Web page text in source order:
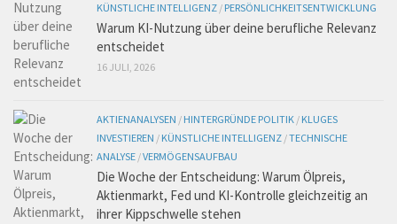
KÜNSTLICHE INTELLIGENZ / PERSÖNLICHKEITSENTWICKLUNG
Warum KI-Nutzung über deine berufliche Relevanz
entscheidet
16 JULI, 2026
AKTIENANALYSEN / HINTERGRÜNDE POLITIK / KLUGES
INVESTIEREN / KÜNSTLICHE INTELLIGENZ /TECHNISCHE
ANALYSE /VERMÖGENSAUFBAU
Die Woche der Entscheidung: Warum Ölpreis,
Aktienmarkt, Fed und KI-Kontrolle gleichzeitig an
ihrer Kippschwelle stehen